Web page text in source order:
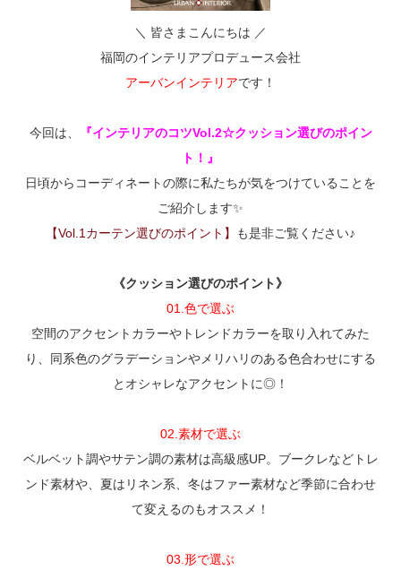
＼ 皆さまこんにちは ／
福岡のインテリアプロデュース会社
アーバンインテリアです！
今回は、
『インテリアのコツVol.2☆クッション選びのポイン
ト！』
日頃からコーディネートの際に私たちが気をつけていることを
ご紹介します✨
【Vol.1カーテン選びのポイント】
も是非ご覧ください♪
《クッション選びのポイント》
01.色で選ぶ
空間のアクセントカラーやトレンドカラーを取り入れてみた
り、同系色のグラデーションやメリハリのある色合わせにする
とオシャレなアクセントに◎！
02.素材で選ぶ
ベルベット調やサテン調の素材は高級感UP。ブークレなどトレ
ンド素材や、夏はリネン系、冬はファー素材など季節に合わせ
て変えるのもオススメ！
03.形で選ぶ